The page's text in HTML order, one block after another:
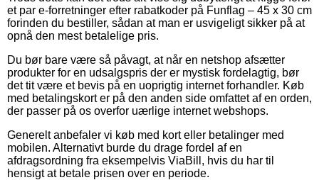
et par e-forretninger efter rabatkoder på Funflag – 45 x 30 cm
forinden du bestiller, sådan at man er usvigeligt sikker på at
opnå den mest betalelige pris.
Du bør bare være så påvagt, at når en netshop afsætter
produkter for en udsalgspris der er mystisk fordelagtig, bør
det tit være et bevis på en uoprigtig internet forhandler. Køb
med betalingskort er på den anden side omfattet af en orden,
der passer på os overfor uærlige internet webshops.
Generelt anbefaler vi køb med kort eller betalinger med
mobilen. Alternativt burde du drage fordel af en
afdragsordning fra eksempelvis ViaBill, hvis du har til
hensigt at betale prisen over en periode.